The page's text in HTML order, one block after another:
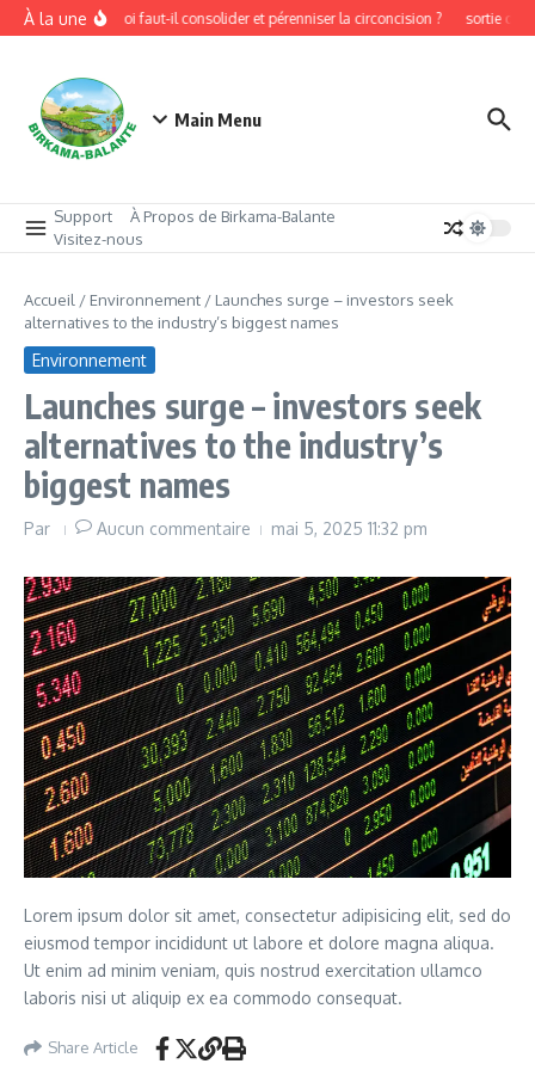
Aller au contenu
À la unePourquoi faut-il consolider et pérenniser la circoncision ? sortie de
Main Menu
Support
À Propos de Birkama-Balante
Visitez-nous
Accueil / Environnement / Launches surge – investors seek
alternatives to the industry’s biggest names
Environnement
Launches surge – investors seek
alternatives to the industry’s
biggest names
Par Aucun commentaire mai 5, 2025 11:32 pm
Lorem ipsum dolor sit amet, consectetur adipisicing elit, sed do
eiusmod tempor incididunt ut labore et dolore magna aliqua.
Ut enim ad minim veniam, quis nostrud exercitation ullamco
laboris nisi ut aliquip ex ea commodo consequat.
Share Article